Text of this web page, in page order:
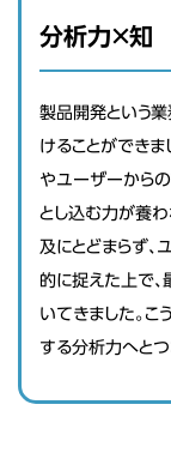
分析力×知
製品開発という業
けることができ
やユーザーからの
とし込む力が養
及にとどまらず、
的に捉えた上で
いてきました。こ
する分析力へと